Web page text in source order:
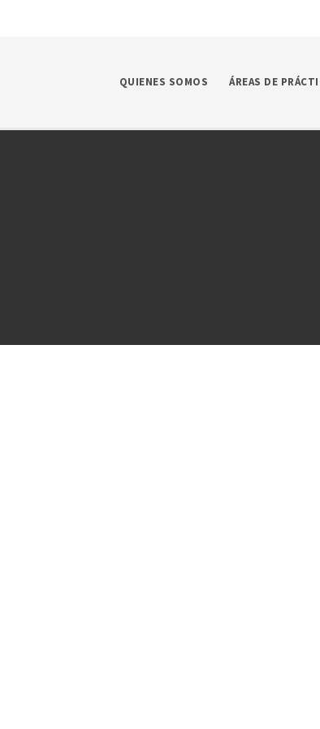
QUIENES SOMOS ÁREAS DE